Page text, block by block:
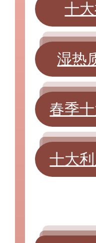
十
湿热
春季
十大